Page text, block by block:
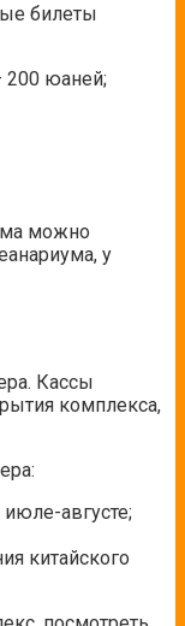
билеты
200 юаней;
можно
у
Кассы
комплекса,
августе;
китайского